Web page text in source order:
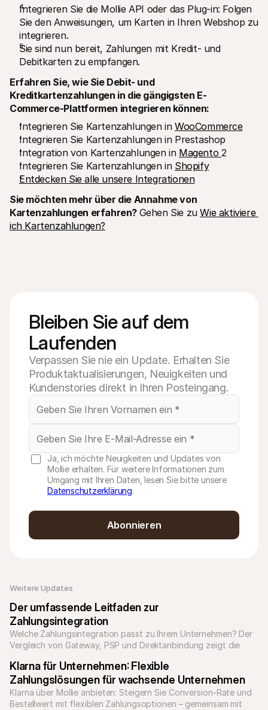
Integrieren Sie die Mollie API oder das Plug-in: Folgen
Sie den Anweisungen, um Karten in Ihren Webshop zu
integrieren.
Sie sind nun bereit, Zahlungen mit Kredit- und
Debitkarten zu empfangen.
Erfahren Sie, wie Sie Debit- und
Kreditkartenzahlungen in die gängigsten E-
Commerce-Plattformen integrieren können:
Integrieren Sie Kartenzahlungen in WooCommerce
Integrieren Sie Kartenzahlungen in Prestashop
Integration von Kartenzahlungen in Magento 2
Integrieren Sie Kartenzahlungen in Shopify
Entdecken Sie alle unsere Integrationen
Sie möchten mehr über die Annahme von
Kartenzahlungen erfahren? Gehen Sie zu Wie aktiviere
ich Kartenzahlungen?
Weitere Updates
Der umfassende Leitfaden zur
Zahlungsintegration
Welche Zahlungsintegration passt zu Ihrem Unternehmen? Der
Vergleich von Gateway, PSP und Direktanbindung zeigt die
Klarna für Unternehmen: Flexible
Zahlungslösungen für wachsende Unternehmen
Klarna über Mollie anbieten: Steigern Sie Conversion-Rate und
Bestellwert mit flexiblen Zahlungsoptionen – gemeinsam mit
Bleiben Sie auf dem
Laufenden
Verpassen Sie nie ein Update. Erhalten Sie
Produktaktualisierungen, Neuigkeiten und
Kundenstories direkt in Ihren Posteingang.
Ja, ich möchte Neuigkeiten und Updates von
Mollie erhalten. Für weitere Informationen zum
Umgang mit Ihren Daten, lesen Sie bitte unsere
Datenschutzerklärung.
Abonnieren